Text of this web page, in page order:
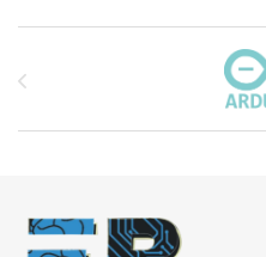
Carrusel de marcas